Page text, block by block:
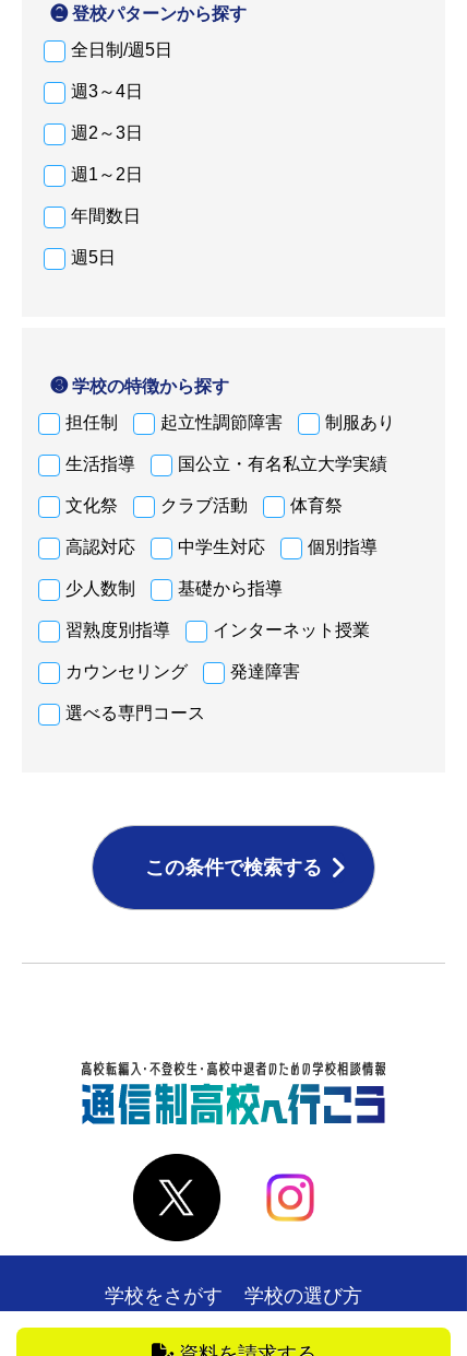
❷ 登校パターンから探す
全日制/週5日
週3～4日
週2～3日
週1～2日
年間数日
週5日
❸ 学校の特徴から探す
担任制
起立性調節障害 制服あり
生活指導 国公立・有名私立大学実績
文化祭 クラブ活動 体育祭
高認対応 中学生対応 個別指導
少人数制 基礎から指導
習熟度別指導 インターネット授業
カウンセリング 発達障害
選べる専門コース
この条件で検索する
学校をさがす
学校の選び方
在校生・卒業生の声
お役立ち情報